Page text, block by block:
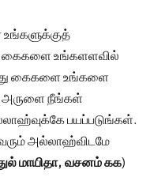
உங்களுக்குத்
கைகளை உங்களளவில்
கைகளை உங்களை
அருளை நீங்கள்
பயப்படுங்கள்.
அல்லாஹ்விடமே
மாயிதா, வசனம் ௧௧)